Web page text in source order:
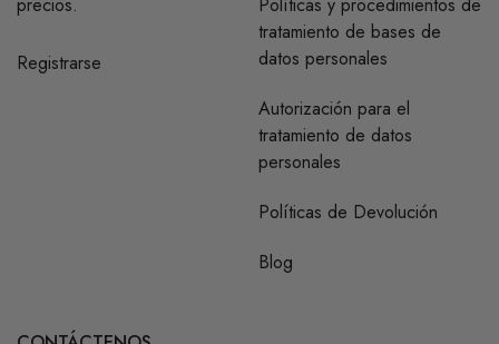
precios.
Registrarse
Políticas y procedimientos de
tratamiento de bases de
datos personales
Autorización para el
tratamiento de datos
personales
Políticas de Devolución
Blog